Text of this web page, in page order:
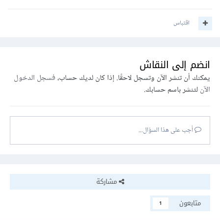
اقتباس
انضم إلى النقاش
يمكنك أن تنشر الآن وتسجل لاحقًا. إذا كان لديك حساب،فسجل الدخول
الآنلتنشر باسم حسابك.
أجب على هذا السؤال...
مشاركة
متابعون
1